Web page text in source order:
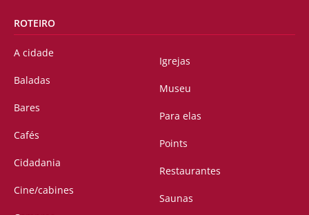
ROTEIRO
A cidade
Baladas
Bares
Cafés
Cidadania
Cine/cabines
Igrejas
Museu
Para elas
Points
Restaurantes
Saunas